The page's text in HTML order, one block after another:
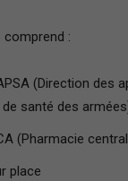
:
(Direction des
santé des
(Pharmacie
place